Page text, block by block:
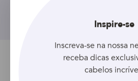
Tópicos relacionados
Inspire-se
Inscreva-se na nossa
receba dicas
cabelos